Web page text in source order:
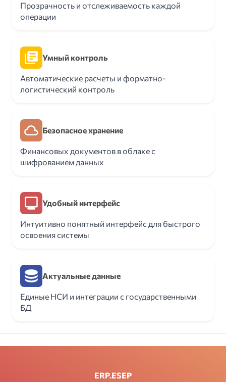
Прозрачность и отслеживаемость каждой
операции
Умный контроль
Автоматические расчеты и форматно-
логистический контроль
Безопасное хранение
Финансовых документов в облаке с
шифрованием данных
Удобный интерфейс
Интуитивно понятный интерфейс для быстрого
освоения системы
Актуальные данные
Единые НСИ и интеграции с государственными
БД
ERP.ESEP